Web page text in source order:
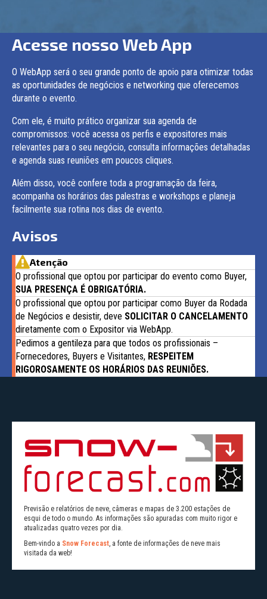
Acesse nosso Web App
O WebApp será o seu grande ponto de apoio para otimizar todas
as oportunidades de negócios e networking que oferecemos
durante o evento.
Com ele, é muito prático organizar sua agenda de
compromissos: você acessa os perfis e expositores mais
relevantes para o seu negócio, consulta informações detalhadas
e agenda suas reuniões em poucos cliques.
Além disso, você confere toda a programação da feira,
acompanha os horários das palestras e workshops e planeja
facilmente sua rotina nos dias de evento.
Avisos
Atenção
O profissional que optou por participar do evento como Buyer,
SUA PRESENÇA É OBRIGATÓRIA.
O profissional que optou por participar como Buyer da Rodada
de Negócios e desistir, deve SOLICITAR O CANCELAMENTO
diretamente com o Expositor via WebApp.
Pedimos a gentileza para que todos os profissionais –
Fornecedores, Buyers e Visitantes, RESPEITEM
RIGOROSAMENTE OS HORÁRIOS DAS REUNIÕES.
Previsão e relatórios de neve, câmeras e mapas de 3.200 estações de
esqui de todo o mundo. As informações são apuradas com muito rigor e
atualizadas quatro vezes por dia.
Bem-vindo a Snow Forecast , a fonte de informações de neve mais
visitada da web!